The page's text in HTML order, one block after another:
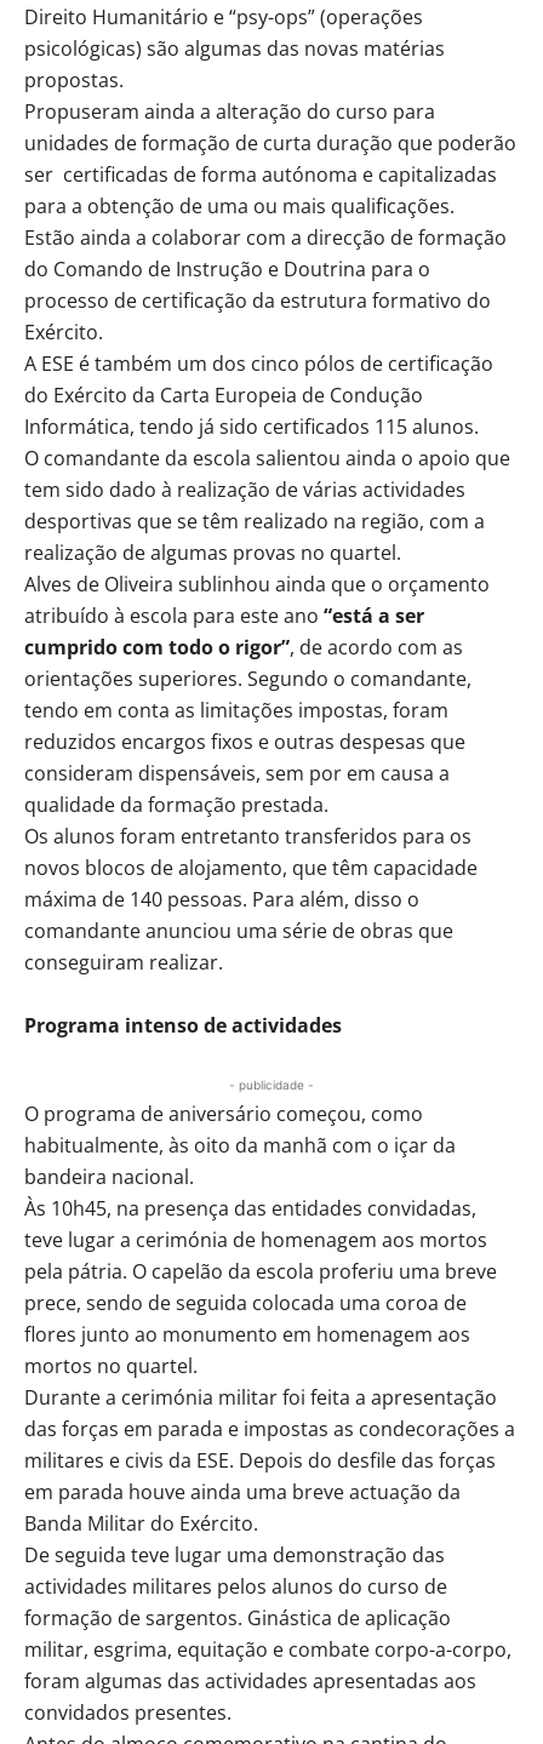
Direito Humanitário e “psy-ops” (operações
psicológicas) são algumas das novas matérias
propostas.
Propuseram ainda a alteração do curso para
unidades de formação de curta duração que poderão
ser certificadas de forma autónoma e capitalizadas
para a obtenção de uma ou mais qualificações.
Estão ainda a colaborar com a direcção de formação
do Comando de Instrução e Doutrina para o
processo de certificação da estrutura formativo do
Exército.
A ESE é também um dos cinco pólos de certificação
do Exército da Carta Europeia de Condução
Informática, tendo já sido certificados 115 alunos.
O comandante da escola salientou ainda o apoio que
tem sido dado à realização de várias actividades
desportivas que se têm realizado na região, com a
realização de algumas provas no quartel.
Alves de Oliveira sublinhou ainda que o orçamento
atribuído à escola para este ano “está a ser
cumprido com todo o rigor”, de acordo com as
orientações superiores. Segundo o comandante,
tendo em conta as limitações impostas, foram
reduzidos encargos fixos e outras despesas que
consideram dispensáveis, sem por em causa a
qualidade da formação prestada.
Os alunos foram entretanto transferidos para os
novos blocos de alojamento, que têm capacidade
máxima de 140 pessoas. Para além, disso o
comandante anunciou uma série de obras que
conseguiram realizar.
Programa intenso de actividades
- publicidade -
O programa de aniversário começou, como
habitualmente, às oito da manhã com o içar da
bandeira nacional.
Às 10h45, na presença das entidades convidadas,
teve lugar a cerimónia de homenagem aos mortos
pela pátria. O capelão da escola proferiu uma breve
prece, sendo de seguida colocada uma coroa de
flores junto ao monumento em homenagem aos
mortos no quartel.
Durante a cerimónia militar foi feita a apresentação
das forças em parada e impostas as condecorações a
militares e civis da ESE. Depois do desfile das forças
em parada houve ainda uma breve actuação da
Banda Militar do Exército.
De seguida teve lugar uma demonstração das
actividades militares pelos alunos do curso de
formação de sargentos. Ginástica de aplicação
militar, esgrima, equitação e combate corpo-a-corpo,
foram algumas das actividades apresentadas aos
convidados presentes.